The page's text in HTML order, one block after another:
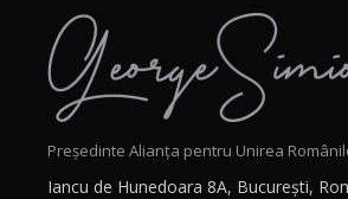
Președinte Alianța pentru Unirea
Iancu de Hunedoara 8A, București,